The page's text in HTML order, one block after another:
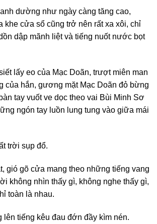
dường như ngày càng tăng cao,
khe cửa sổ cũng trở nên rất xa xôi, chỉ
dập mãnh liệt và tiếng nuốt nước bọt
lấy eo của Mạc Doãn, trượt miên man
của hắn, gương mặt Mạc Doãn đỏ bừng
tay vuốt ve dọc theo vai Bùi Minh Sơ
ngón tay luồn lung tung vào giữa mái
trời sụp đổ.
gió gõ cửa mang theo những tiếng vang
không nhìn thấy gì, không nghe thấy gì,
toàn là nhau.
lên tiếng kêu đau đớn đầy kìm nén.